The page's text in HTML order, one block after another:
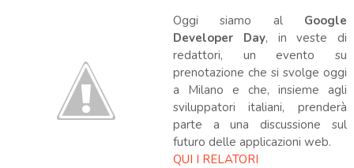
Oggi siamo al Google
Developer Day, in veste di
redattori,
un evento su
prenotazione che si svolge oggi
a Milano e che, insieme agli
sviluppatori italiani, prenderà
parte a una discussione sul
futuro delle applicazioni web.
QUI I RELATORI